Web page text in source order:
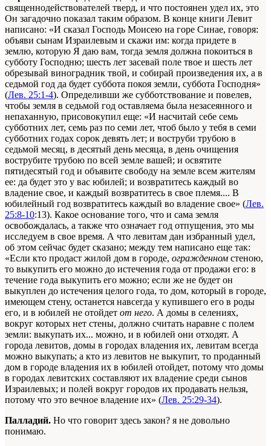
священнодействователей тверд, и что постоянен удел их, это
Он загадочно показал таким образом. В конце книги Левит
написано: «И сказал Господь Моисею на горе Синае, говоря:
объяви сынам Израилевым и скажи им: когда придете в
землю, которую Я даю вам, тогда земля должна покоиться в
субботу Господню; шесть лет засевай поле твое и шесть лет
обрезывай виноградник твой, и собирай произведения их, а в
седьмой год да будет суббота покоя земли, суббота Господня»
(Лев. 25:1-4). Определивши же субботствование и повелев,
чтобы земля в седьмой год оставляема была незасеянного и
непаханную, присовокупил еще: «И насчитай себе семь
субботних лет, семь раз по семи лет, чтоб было у тебя в семи
субботних годах сорок девять лет; и воструби трубою в
седьмой месяц, в десятый день месяца, в день очищения
вострубите трубою по всей земле вашей; и освятите
пятидесятый год и объявите свободу на земле всем жителям
ее: да будет это у вас юбилей; и возвратитесь каждый во
владение свое, и каждый возвратитесь в свое племя.... В
юбилейный год возвратитесь каждый во владение свое» (Лев.
25:8-10:13). Какое основание того, что и сама земля
освобождалась, а также что означает год отпущения, это мы
исследуем в свое время. А что левитам дан избранный удел,
об этом сейчас будет сказано; между тем написано еще так:
«Если кто продаст жилой дом в городе, огражденном стеною,
то выкупить его можно до истечения года от продажи его: в
течение года выкупить его можно; если же не будет он
выкуплен до истечения целого года, то дом, который в городе,
имеющем стену, останется навсегда у купившего его в роды
его, и в юбилей не отойдет от него. А домы в селениях,
вокруг которых нет стены, должно считать наравне с полем
земли: выкупать их... можно, и в юбилей они отходят. А
города левитов, домы в городах владения их, левитам всегда
можно выкупать; а кто из левитов не выкупит, то проданный
дом в городе владения их в юбилей отойдет, потому что домы
в городах левитских составляют их владение среди сынов
Израилевых; и полей вокруг городов их продавать нельзя,
потому что это вечное владение их» (Лев. 25:29-34).
Палладий. Но что говорит здесь закон? я не довольно
понимаю.